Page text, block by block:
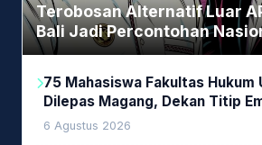
Terobosan Alternatif Luar
Bali Jadi Percontohan
Pembiayaan Daerah
75 Mahasiswa Fakultas Hukum
Dilepas Magang, Dekan Titip
Penting
6 Agustus 2026